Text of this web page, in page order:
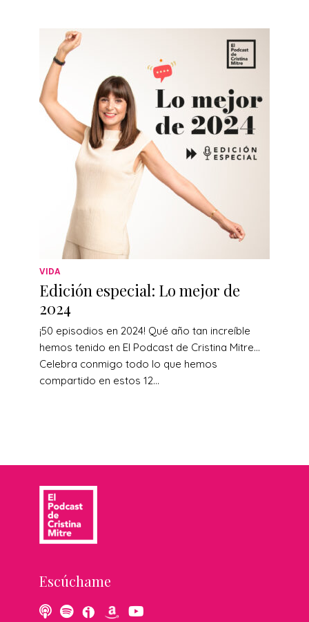
VIDA
Edición especial: Lo mejor de
2024
¡50 episodios en 2024! Qué año tan increíble
hemos tenido en El Podcast de Cristina Mitre…
Celebra conmigo todo lo que hemos
compartido en estos 12...
Escúchame